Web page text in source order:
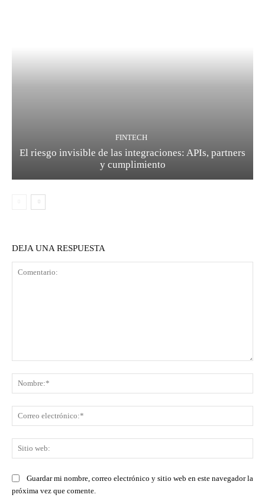
FINTECH
El riesgo invisible de las integraciones: APIs, partners
y cumplimiento
DEJA UNA RESPUESTA
Guardar mi nombre, correo electrónico y sitio web en este navegador la
próxima vez que comente.